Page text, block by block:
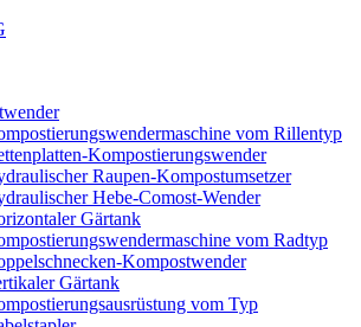
vom Rillentyp
Kompostierungswender
Raupen-Kompostumsetzer
Hebe-Comost-Wender
Gärtank
vom Radtyp
Kompostwender
Gärtank
vom Typ